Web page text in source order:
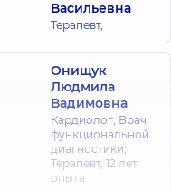
Васильевна
Терапевт,
Онищук
Людмила
Вадимовна
Кардиолог; Врач
функциональной
диагностики;
Терапевт, 12 лет
опыта